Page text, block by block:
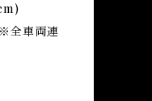
全車両連